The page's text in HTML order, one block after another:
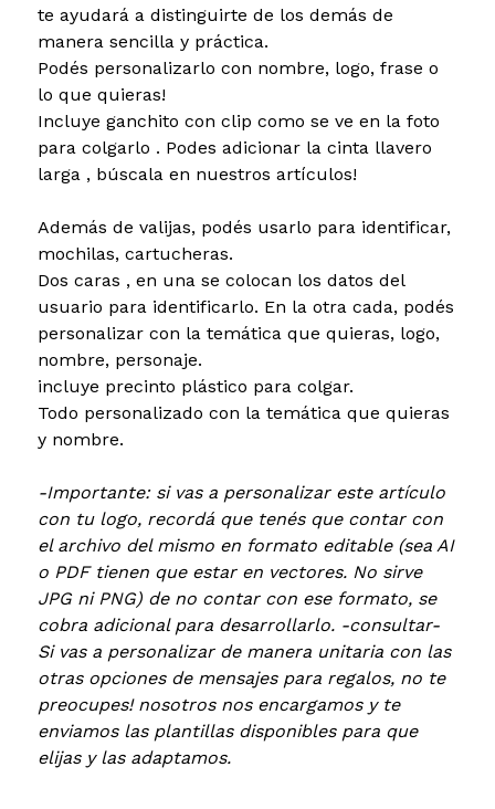
te ayudará a distinguirte de los demás de
manera sencilla y práctica.
Podés personalizarlo con nombre, logo, frase o
lo que quieras!
Incluye ganchito con clip como se ve en la foto
para colgarlo . Podes adicionar la cinta llavero
larga , búscala en nuestros artículos!
Además de valijas, podés usarlo para identificar,
mochilas, cartucheras.
Dos caras , en una se colocan los datos del
usuario para identificarlo. En la otra cada, podés
personalizar con la temática que quieras, logo,
nombre, personaje.
incluye precinto plástico para colgar.
Todo personalizado con la temática que quieras
y nombre.
-Importante: si vas a personalizar este artículo
con tu logo, recordá que tenés que contar con
el archivo del mismo en formato editable (sea AI
o PDF tienen que estar en vectores. No sirve
JPG ni PNG) de no contar con ese formato, se
cobra adicional para desarrollarlo. -consultar-
Si vas a personalizar de manera unitaria con las
otras opciones de mensajes para regalos, no te
preocupes! nosotros nos encargamos y te
enviamos las plantillas disponibles para que
elijas y las adaptamos.